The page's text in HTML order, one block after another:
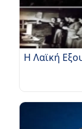
Η Λαϊκή